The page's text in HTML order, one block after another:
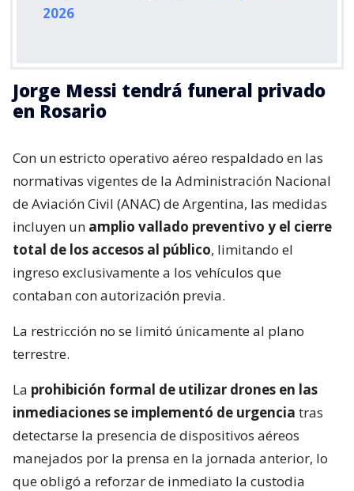
2026
Jorge Messi tendrá funeral privado
en Rosario
Con un estricto operativo aéreo respaldado en las
normativas vigentes de la Administración Nacional
de Aviación Civil (ANAC) de Argentina, las medidas
incluyen un amplio vallado preventivo y el cierre
total de los accesos al público, limitando el
ingreso exclusivamente a los vehículos que
contaban con autorización previa.
La restricción no se limitó únicamente al plano
terrestre.
La prohibición formal de utilizar drones en las
inmediaciones se implementó de urgencia tras
detectarse la presencia de dispositivos aéreos
manejados por la prensa en la jornada anterior, lo
que obligó a reforzar de inmediato la custodia